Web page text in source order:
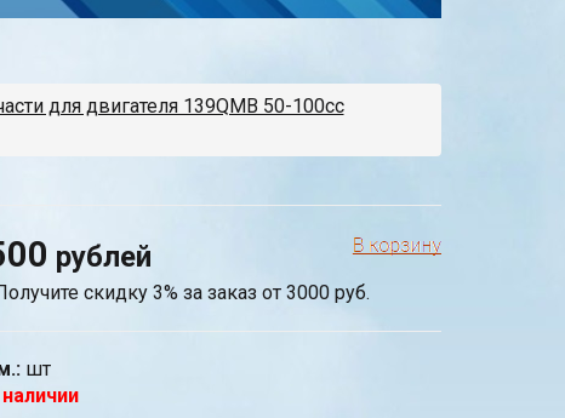
для двигателя 139QMB 50-100cc
рублей
скидку 3% за заказ от 3000 руб.
шт